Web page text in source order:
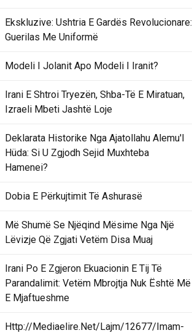
Ekskluzive: Ushtria E Gardës Revolucionare:
Guerilas Me Uniformë
Modeli I Jolanit Apo Modeli I Iranit?
Irani E Shtroi Tryezën, Shba-Të E Miratuan,
Izraeli Mbeti Jashtë Loje
Deklarata Historike Nga Ajatollahu Alemu'l
Hüda: Si U Zgjodh Sejid Muxhteba
Hamenei?
Dobia E Përkujtimit Të Ashurasë
Më Shumë Se Njëqind Mësime Nga Një
Lëvizje Që Zgjati Vetëm Disa Muaj
Irani Po E Zgjeron Ekuacionin E Tij Të
Parandalimit: Vetëm Mbrojtja Nuk Është Më
E Mjaftueshme
Http://Mediaelire.Net/Lajm/12677/Imam-